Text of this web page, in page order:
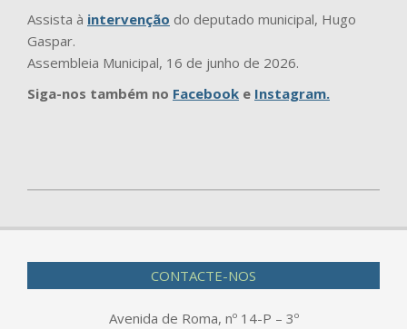
Assista à intervenção do deputado municipal, Hugo
Gaspar.
Assembleia Municipal, 16 de junho de 2026.
Siga-nos também no Facebook e Instagram.
CONTACTE-NOS
Avenida de Roma, nº 14-P – 3º